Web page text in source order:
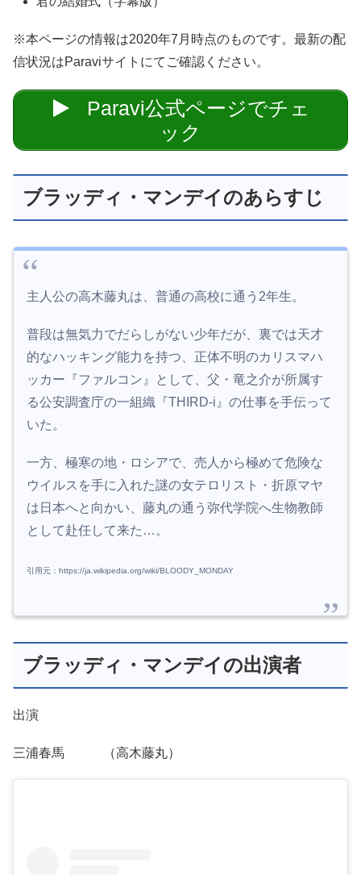
※本ページの情報は2020年7月時点のものです。最新の配
信状況はParaviサイトにてご確認ください。
Paravi公式ページでチェ
ック
ブラッディ・マンデイのあらすじ
主人公の高木藤丸は、普通の高校に通う2年生。
普段は無気力でだらしがない少年だが、裏では天才
的なハッキング能力を持つ、正体不明のカリスマハ
ッカー『ファルコン』として、父・竜之介が所属す
る公安調査庁の一組織『THIRD-i』の仕事を手伝って
いた。
一方、極寒の地・ロシアで、売人から極めて危険な
ウイルスを手に入れた謎の女テロリスト・折原マヤ
は日本へと向かい、藤丸の通う弥代学院へ生物教師
として赴任して来た…。
引用元：https://ja.wikipedia.org/wiki/BLOODY_MONDAY
ブラッディ・マンデイの出演者
出演
三浦春馬 （高木藤丸）